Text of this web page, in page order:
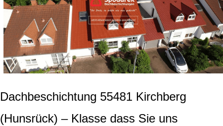
Dachbeschichtung 55481 Kirchberg
(Hunsrück) – Klasse dass Sie uns